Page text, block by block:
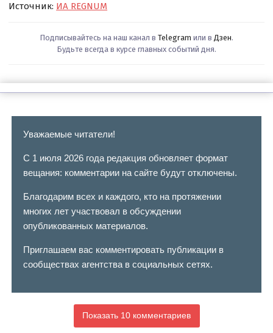
Источник: ИА REGNUM
Подписывайтесь на наш канал в Telegram или в Дзен.
Будьте всегда в курсе главных событий дня.
Уважаемые читатели!
С 1 июля 2026 года редакция обновляет формат
вещания: комментарии на сайте будут отключены.
Благодарим всех и каждого, кто на протяжении
многих лет участвовал в обсуждении
опубликованных материалов.
Приглашаем вас комментировать публикации в
сообществах агентства в социальных сетях.
Показать 10 комментариев